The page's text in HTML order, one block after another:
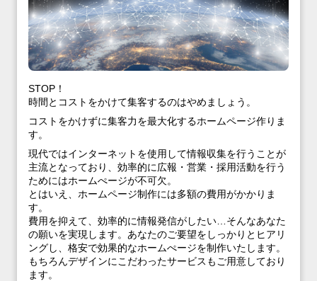
STOP！
時間とコストをかけて集客するのはやめましょう。
コストをかけずに集客力を最大化するホームページ作りま
す。
現代ではインターネットを使用して情報収集を行うことが
主流となっており、効率的に広報・営業・採用活動を行う
ためにはホームぺージが不可欠。
とはいえ、ホームページ制作には多額の費用がかかりま
す。
費用を抑えて、効率的に情報発信がしたい…そんなあなた
の願いを実現します。あなたのご要望をしっかりとヒアリ
ングし、格安で効果的なホームぺージを制作いたします。
もちろんデザインにこだわったサービスもご用意しており
ます。